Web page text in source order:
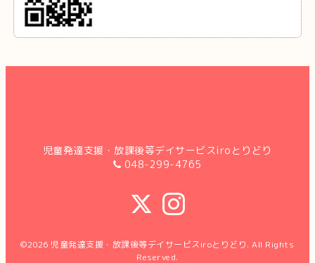
児童発達支援・放課後等デイサービスiroとりどり
048-299-4765
©2026 児童発達支援・放課後等デイサービスiroとりどり. All Rights
Reserved.